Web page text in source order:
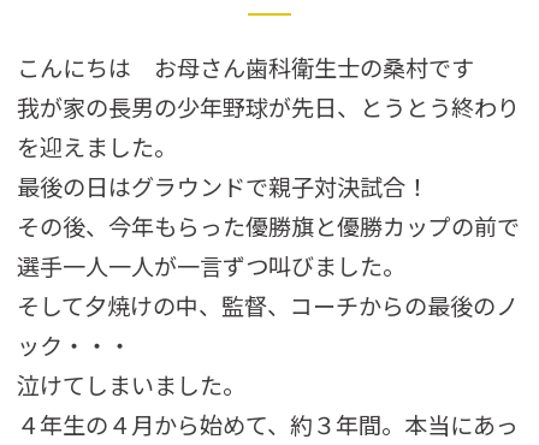
こんにちは お母さん歯科衛生士の桑村です
我が家の長男の少年野球が先日、とうとう終わり
を迎えました。
最後の日はグラウンドで親子対決試合！
その後、今年もらった優勝旗と優勝カップの前で
選手一人一人が一言ずつ叫びました。
そして夕焼けの中、監督、コーチからの最後のノ
ック・・・
泣けてしまいました。
４年生の４月から始めて、約３年間。本当にあっ